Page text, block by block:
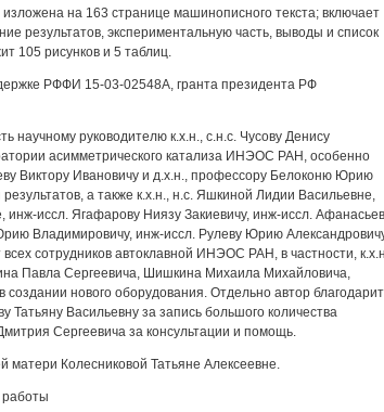
на 163 странице машинописного текста; включает
результатов, экспериментальную часть, выводы и список
105 рисунков и 5 таблиц.
РФФИ 15-03-02548А, гранта президента РФ
научному руководителю к.х.н., с.н.с. Чусову Денису
асимметрического катализа ИНЭОС РАН, особенно
Виктору Ивановичу и д.х.н., профессору Белоконю Юрию
а также к.х.н., н.с. Яшкиной Лидии Васильевне,
инж-иссл. Ягафарову Ниязу Закиевичу, инж-иссл.
Владимировичу, инж-иссл. Рулеву Юрию
всех сотрудников автоклавной ИНЭОС РАН, в частности,
Павла Сергеевича, Шишкина Михаила Михайловича,
нового оборудования. Отдельно автор благодарит
Васильевну за запись большого количества
Сергеевича за консультации и помощь.
Колесниковой Татьяне Алексеевне.